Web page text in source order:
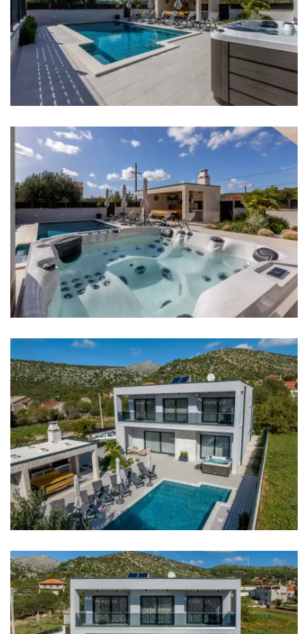
Klima u svakoj sobi
Krevetić za bebu
Kupaonice
Kupaonica 1: en suite, umivaonik, wc, tuš
Kupaonica 2: en suite, umivaonik, wc, tuš
Kupaonica 3: en suite, umivaonik, wc, tuš
Kupaonica 4: en suite, umivaonik, wc, tuš
Kupaonica 5: umivaonik, tuš, kada
Perilica rublja
Sušilica rublja
Pegla za robu
Ručnici
Kuhinja
Štednjak